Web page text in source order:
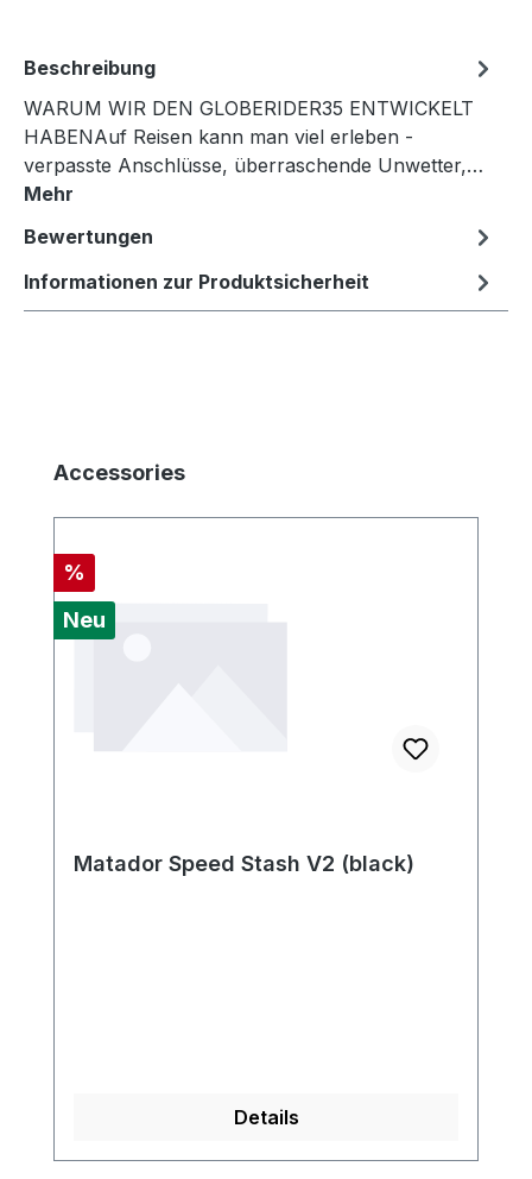
Beschreibung
WARUM WIR DEN GLOBERIDER35 ENTWICKELT
HABENAuf Reisen kann man viel erleben -
verpasste Anschlüsse, überraschende Unwetter,…
Mehr
Bewertungen
Informationen zur Produktsicherheit
Produktgalerie überspringen
Accessories
Rabatt
%
Neu
Matador Speed Stash V2 (black)
Details